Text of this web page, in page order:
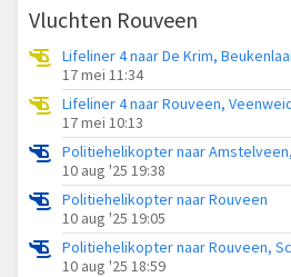
Vluchten Rouveen
Lifeliner 4 naar De Krim,
17 mei 11:34
Lifeliner 4 naar Rouveen,
17 mei 10:13
10 aug '25 19:38
Politiehelikopter naar Rouveen
10 aug '25 19:05
Politiehelikopter naar Rouveen,
10 aug '25 18:59